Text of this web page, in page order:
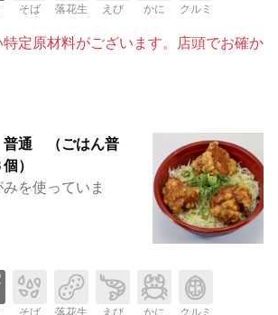
そば 落花生 えび かに クルミ
定原材料がございます。店頭でお確か
通 （ごはん普
）
を使っていま